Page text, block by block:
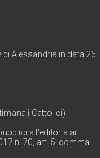
Alessandria in data 26
Cattolici)
all'editoria ai
n. 70, art. 5, comma